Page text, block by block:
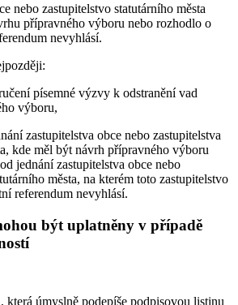
nebo zastupitelstvo statutárního města
přípravného výboru nebo rozhodlo o
nevyhlásí.
písemné výzvy k odstranění vad
výboru,
zastupitelstva obce nebo zastupitelstva
kde měl být návrh přípravného výboru
jednání zastupitelstva obce nebo
města, na kterém toto zastupitelstvo
referendum nevyhlásí.
být uplatněny v případě
která úmyslně podepíše podpisovou listinu